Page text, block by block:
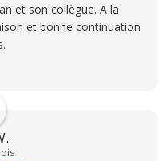
et son collègue. A la
et bonne continuation